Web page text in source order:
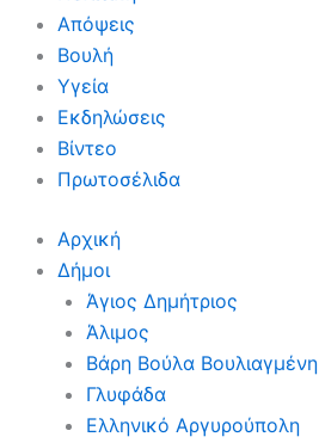
Απόψεις
Βουλή
Υγεία
Εκδηλώσεις
Βίντεο
Πρωτοσέλιδα
Αρχική
Δήμοι
Άγιος Δημήτριος
Άλιμος
Βάρη Βούλα Βουλιαγμένη
Γλυφάδα
Ελληνικό Αργυρούπολη